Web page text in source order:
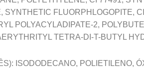
SYNTHETIC FLUORPHLOGOPITE,
POLYACYLADIPATE-2,
TETRA-DI-T-BUTYL
ISODODECANO, POLIETILENO,